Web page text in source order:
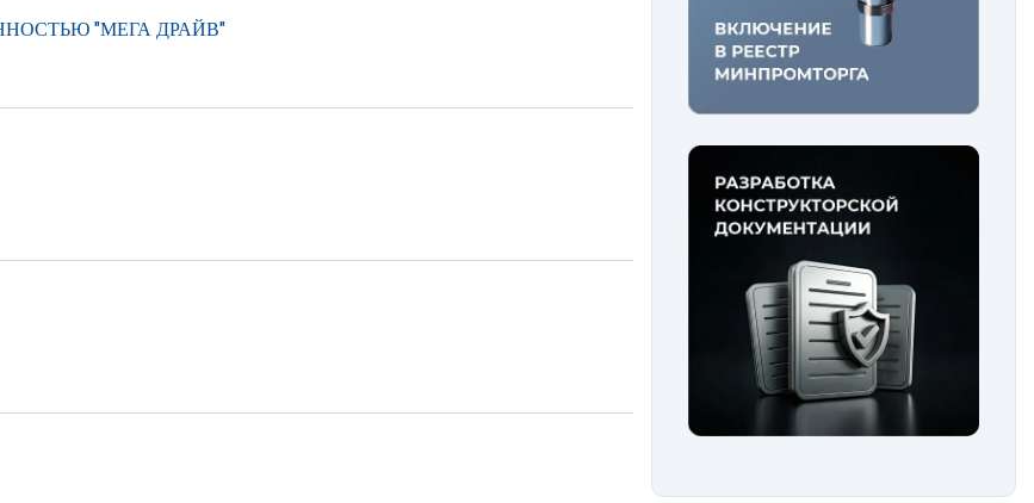
"МЕГА ДРАЙВ"